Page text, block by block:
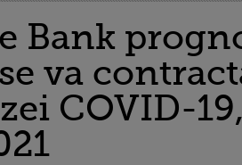
Bank
va
COVID-